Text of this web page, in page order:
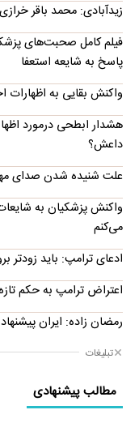
زیدآبادی: محمد باقر
فیلم کامل صحبت‌های
پاسخ به شایعه استعفا
واکنش بقایی به اظهارات
هشدار ابطحی درمورد
داعش؟
علت شنیده شدن صدای
واکنش پزشکیان به
می‌کنم
ادعای ترامپ: باید
اعتراض ترامپ به حکم
رمضان زاده: ایران
تبلیغات
مطالب پیشنهادی